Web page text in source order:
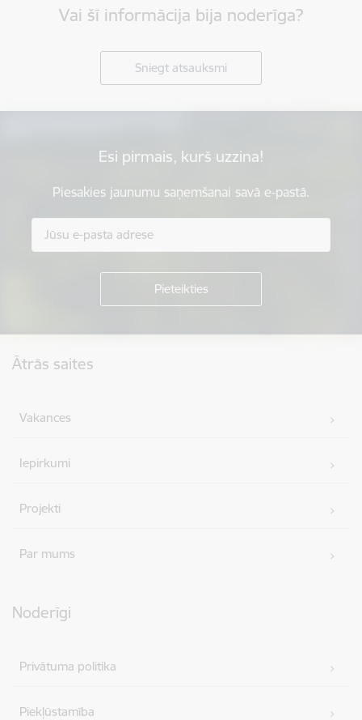
Vai šī informācija bija noderīga?
Sniegt atsauksmi
Esi pirmais, kurš uzzina!
Piesakies jaunumu saņemšanai savā e-pastā.
Ātrās saites
Vakances
Iepirkumi
Projekti
Par mums
Noderīgi
Privātuma politika
Piekļūstamība